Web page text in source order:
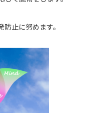
止に努めます。